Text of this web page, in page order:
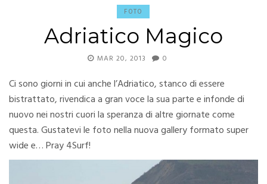
FOTO
Adriatico Magico
MAR 20, 2013 0
Ci sono giorni in cui anche l’Adriatico, stanco di essere
bistrattato, rivendica a gran voce la sua parte e infonde di
nuovo nei nostri cuori la speranza di altre giornate come
questa. Gustatevi le foto nella nuova gallery formato super
wide e… Pray 4Surf!